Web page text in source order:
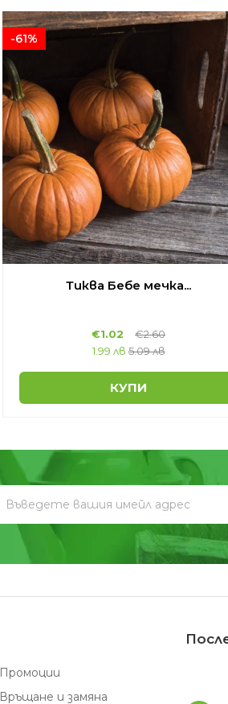
-61%
Тиква Бебе мечка...
€1.02 €2.60
1.99 лв 5.09 лв
КУПИ
Промоции
Връщане и замяна